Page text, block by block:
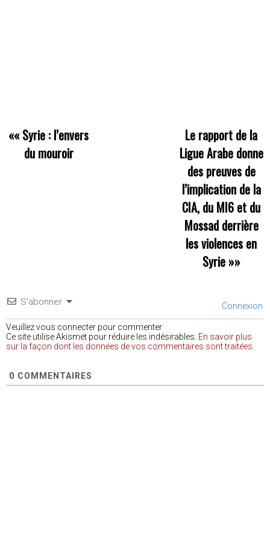
«« Syrie : l’envers
du mouroir
Le rapport de la
Ligue Arabe donne
des preuves de
l’implication de la
CIA, du MI6 et du
Mossad derrière
les violences en
Syrie»»
S’abonner Connexion
Veuillez vous connecter pour commenter
Ce site utilise Akismet pour réduire les indésirables. En savoir plus
sur la façon dont les données de vos commentaires sont traitées
0 COMMENTAIRES